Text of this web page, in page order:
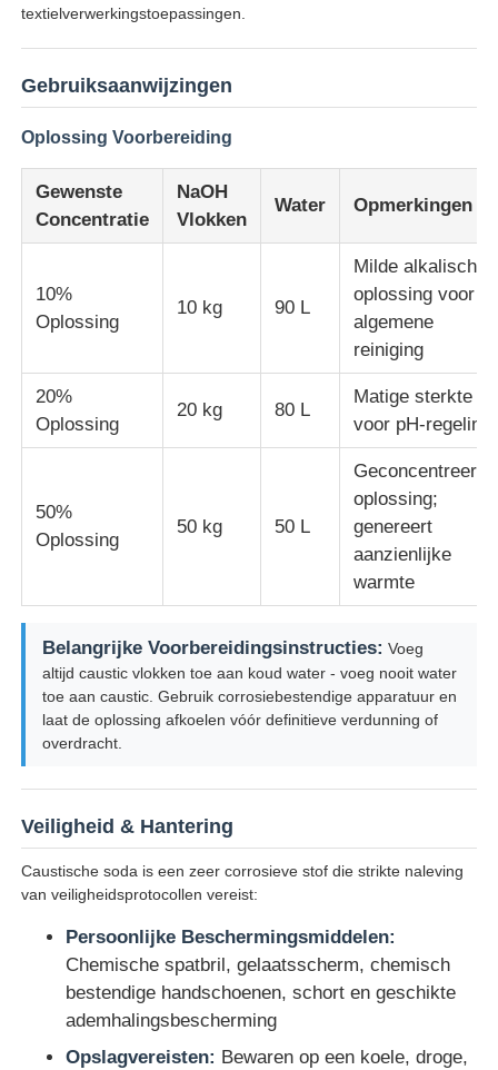
textielverwerkingstoepassingen.
Gebruiksaanwijzingen
Oplossing Voorbereiding
Gewenste
Concentratie
NaOH
Vlokken
Water Opmerkingen
10%
Oplossing
10 kg 90 L
Milde alkalische
oplossing voor
algemene
reiniging
20%
Oplossing
20 kg 80 L
Matige sterkte
voor pH-regeling
50%
Oplossing
50 kg 50 L
Geconcentreerde
oplossing;
genereert
aanzienlijke
warmte
Belangrijke Voorbereidingsinstructies: Voeg
altijd caustic vlokken toe aan koud water - voeg nooit water
toe aan caustic. Gebruik corrosiebestendige apparatuur en
laat de oplossing afkoelen vóór definitieve verdunning of
overdracht.
Veiligheid & Hantering
Caustische soda is een zeer corrosieve stof die strikte naleving
van veiligheidsprotocollen vereist:
Persoonlijke Beschermingsmiddelen:
Chemische spatbril, gelaatsscherm, chemisch
bestendige handschoenen, schort en geschikte
ademhalingsbescherming
Opslagvereisten: Bewaren op een koele, droge,